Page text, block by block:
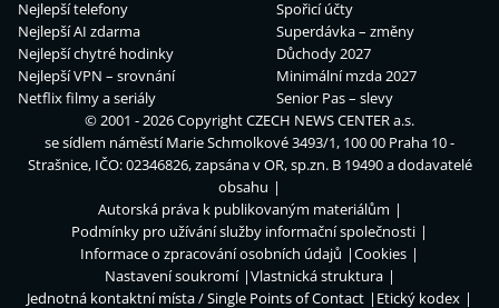
Nejlepší telefony
Nejlepší AI zdarma
Nejlepší chytré hodinky
Nejlepší VPN – srovnání
Netflix filmy a seriály
Spořicí účty
Superdávka – změny
Důchody 2027
Minimální mzda 2027
Senior Pas – slevy
© 2001 - 2026 CopyrightCZECH NEWS CENTER a.s.
se sídlem náměstí Marie Schmolkové 3493/1, 100 00 Praha 10 -
Strašnice, IČO: 02346826, zapsána v OR, sp.zn. B 19490 a dodavatelé
obsahu
Autorská práva k publikovaným materiálům
Podmínky pro užívání služby informační společnosti
Informace o zpracování osobních údajů
Cookies
Nastavení soukromí
Vlastnická struktura
Jednotná kontaktní místa / Single Points of Contact
Etický kodex